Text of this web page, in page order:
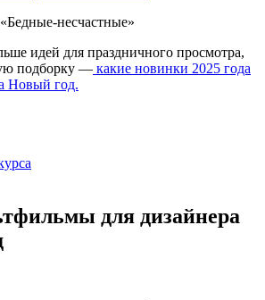
несчастные»
идей для праздничного просмотра,
подборку — какие новинки 2025 года
Новый год.
для дизайнера